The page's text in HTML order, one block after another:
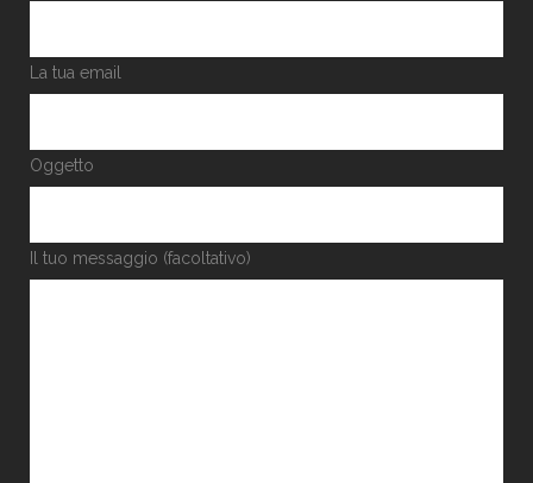
La tua email
Oggetto
Il tuo messaggio (facoltativo)